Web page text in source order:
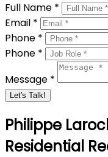
Full Name *
Email *
Phone *
Phone *
Message *
Let's Talk!
Philippe
Residential